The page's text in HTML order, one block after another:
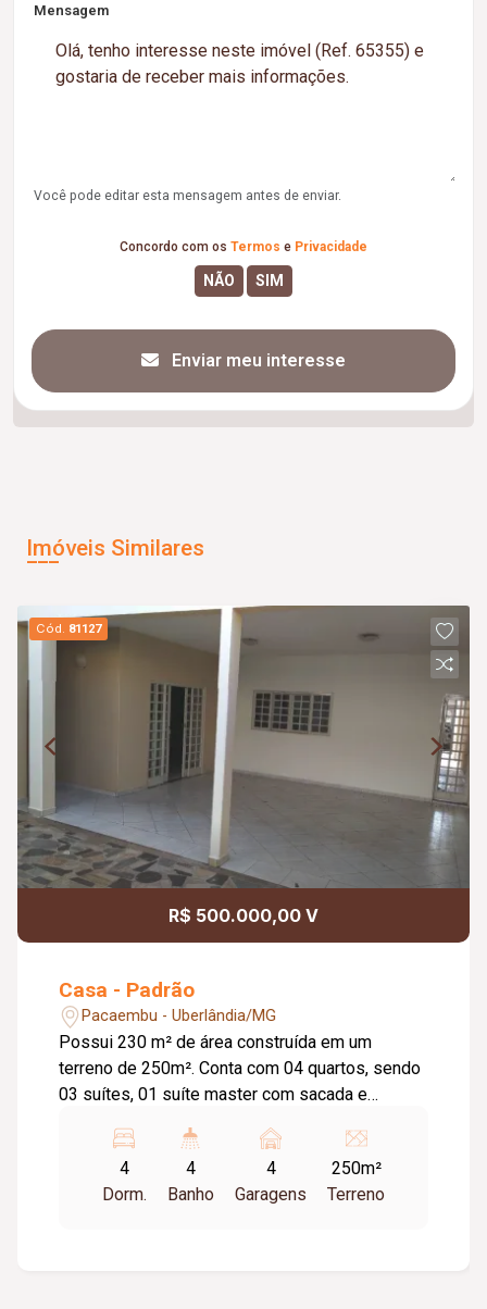
Mensagem
Você pode editar esta mensagem antes de enviar.
Concordo com os Termos e Privacidade
Enviar meu interesse
Imóveis Similares
Cód. 81127
R$ 500.000,00 V
Casa - Padrão
Pacaembu - Uberlândia/MG
Possui 230 m² de área construída em um
terreno de 250m². Conta com 04 quartos, sendo
03 suítes, 01 suíte master com sacada e
solar; Todas as suítes com armário embutido;
Lavabo; Sala em 02 ambientes; Copa; Cozinha
ampla e planejada; Área de serviço ampla com
4
Dorm.
4
Banho
4
Garagens
250m²
Terreno